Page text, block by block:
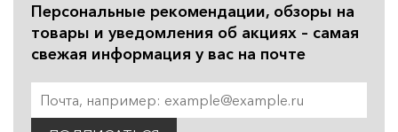
Персональные рекомендации, обзоры на
товары и уведомления об акциях – самая
свежая информация у вас на почте